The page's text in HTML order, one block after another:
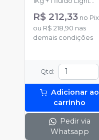
catalisador 60ml.
R$ 212,33 no Pix
ou R$ 218,90 nas
demais condições
Qtd :
Adicionar ao
carrinho
Pedir via
Whatsapp